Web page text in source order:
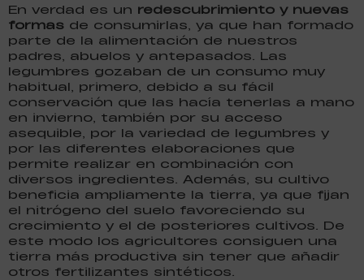
En verdad es un redescubrimiento y nuevas
formas de consumirlas, ya que han formado
parte de la alimentación de nuestros
padres, abuelos y antepasados. Las
legumbres gozaban de un consumo muy
habitual, primero, debido a su fácil
conservación que las hacía tenerlas a mano
en invierno, también por su acceso
asequible, por la variedad de legumbres y
por las diferentes elaboraciones que
permite realizar en combinación con
diversos ingredientes. Además, su cultivo
beneficia ampliamente la tierra, ya que fijan
el nitrógeno del suelo favoreciendo su
crecimiento y el de posteriores cultivos. De
este modo los agricultores consiguen una
tierra más productiva sin tener que añadir
otros fertilizantes sintéticos.